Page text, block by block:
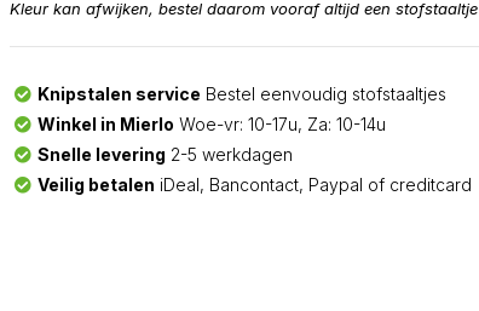
Kleur kan afwijken, bestel daarom vooraf altijd een stofstaaltje
Knipstalen service Bestel eenvoudig stofstaaltjes
Winkel in Mierlo Woe-vr: 10-17u, Za: 10-14u
Snelle levering 2-5 werkdagen
Veilig betalen iDeal, Bancontact, Paypal of creditcard